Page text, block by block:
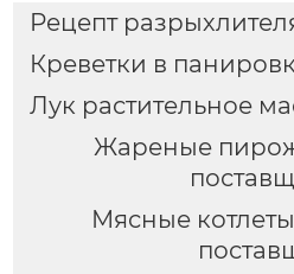
Рецепт
Креветки в
Лук растительное
Жареные
Мясные